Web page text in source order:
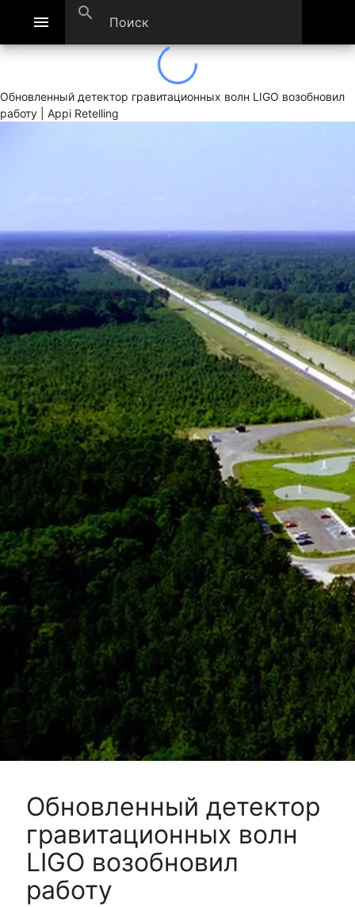
menu search
Обновленный детектор гравитационных волн LIGO возобновил
работу | Appi Retelling
Обновленный детектор
гравитационных волн
LIGO возобновил
работу